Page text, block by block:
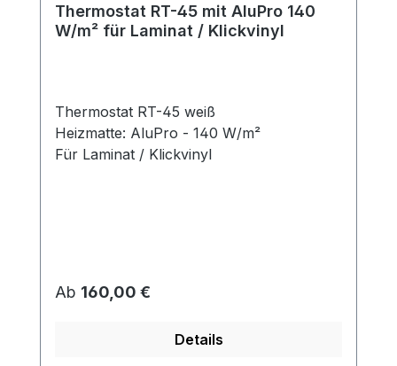
Thermostat RT-45 mit AluPro 140
W/m² für Laminat / Klickvinyl
Thermostat RT-45 weiß
Heizmatte: AluPro - 140 W/m²
Für Laminat / Klickvinyl
Regulärer Preis:
Ab 160,00 €
Details